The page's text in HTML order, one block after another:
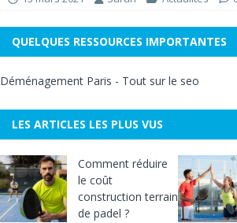
QUELQUES RESSOURCES IMPORTANTES
Déménagement Paris - Tout sur le seo
LES ARTICLES LES PLUS VUS
Comment réduire
le coût
construction terrain
de padel ?